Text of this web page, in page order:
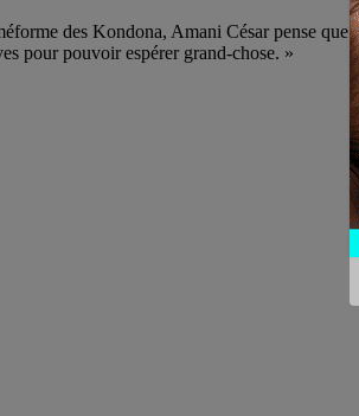
des Kondona, Amani César pense
pour pouvoir espérer grand-chose. »